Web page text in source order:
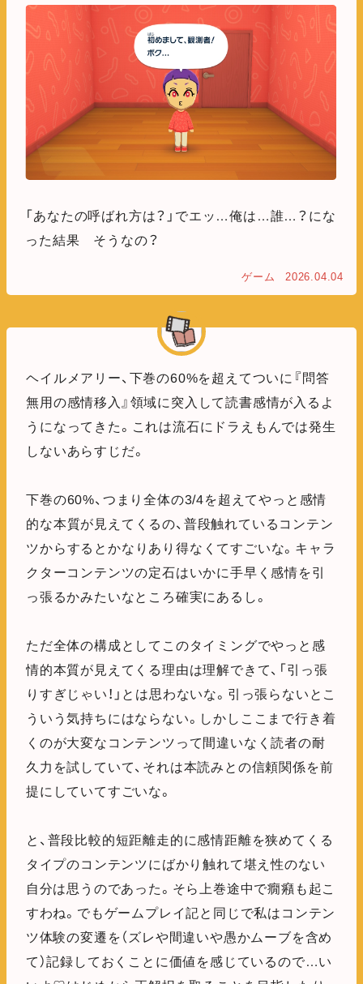
「あなたの呼ばれ方は？」でエッ…俺は…誰…？にな
った結果 そうなの？
ゲーム 2026.04.04
ヘイルメアリー、下巻の60%を超えてついに『問答
無用の感情移入』領域に突入して読書感情が入るよ
うになってきた。これは流石にドラえもんでは発生
しないあらすじだ。
下巻の60%、つまり全体の3/4を超えてやっと感情
的な本質が見えてくるの、普段触れているコンテン
ツからするとかなりあり得なくてすごいな。キャラ
クターコンテンツの定石はいかに手早く感情を引
っ張るかみたいなところ確実にあるし。
ただ全体の構成としてこのタイミングでやっと感
情的本質が見えてくる理由は理解できて、「引っ張
りすぎじゃい！」とは思わないな。引っ張らないとこ
ういう気持ちにはならない。しかしここまで行き着
くのが大変なコンテンツって間違いなく読者の耐
久力を試していて、それは本読みとの信頼関係を前
提にしていてすごいな。
と、普段比較的短距離走的に感情距離を狭めてくる
タイプのコンテンツにばかり触れて堪え性のない
自分は思うのであった。そら上巻途中で癇癪も起こ
すわね。でもゲームプレイ記と同じで私はコンテン
ツ体験の変遷を（ズレや間違いや愚かムーブを含め
て）記録しておくことに価値を感じているので…い